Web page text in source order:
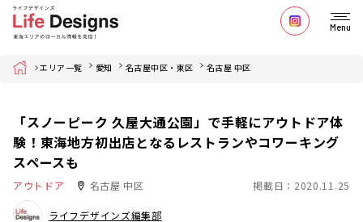
Menu
Home エリア一覧 愛知 名古屋中区・東区 名古屋 中区
「スノーピーク 久屋大通公園」で手軽にアウトドア体
験！東海地方初出店となるレストランやコワーキング
スペースも
アウトドア 名古屋 中区 掲載日：2020.11.25
ライフデザインズ編集部